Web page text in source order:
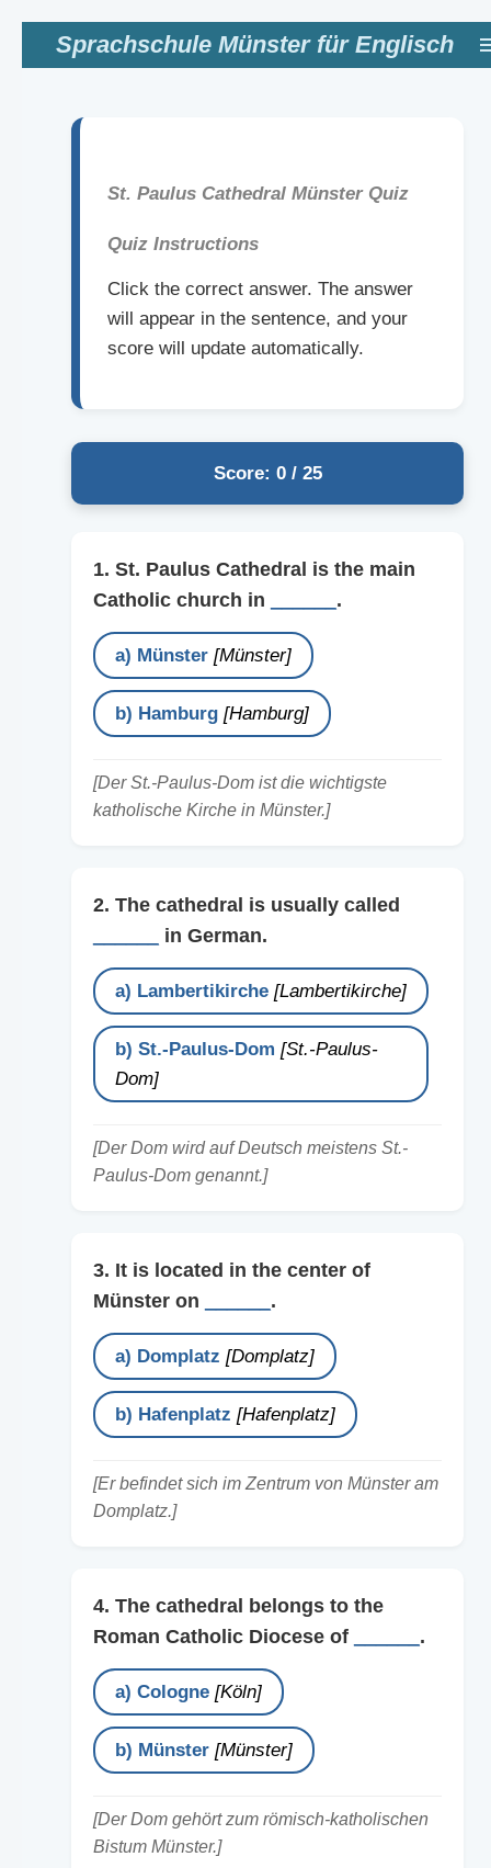
Zum
Hauptinhalt
Sprachschule Münster für Englisch
St. Paulus Cathedral Münster Quiz
Quiz Instructions
Click the correct answer. The answer
will appear in the sentence, and your
score will update automatically.
Score: 0 / 25
1. St. Paulus Cathedral is the main
Catholic church in
.
a) Münster [Münster]
b) Hamburg [Hamburg]
[Der St.-Paulus-Dom ist die wichtigste
katholische Kirche in Münster.]
2. The cathedral is usually called
in German.
a) Lambertikirche [Lambertikirche]
b) St.-Paulus-Dom [St.-Paulus-
Dom]
[Der Dom wird auf Deutsch meistens St.-
Paulus-Dom genannt.]
3. It is located in the center of
Münster on
.
a) Domplatz [Domplatz]
b) Hafenplatz [Hafenplatz]
[Er befindet sich im Zentrum von Münster am
Domplatz.]
4. The cathedral belongs to the
Roman Catholic Diocese of
.
a) Cologne [Köln]
b) Münster [Münster]
[Der Dom gehört zum römisch-katholischen
Bistum Münster.]